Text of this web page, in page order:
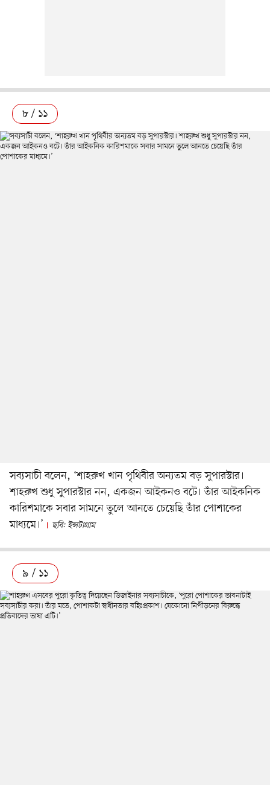
৮ / ১১
সব্যসাচী বলেন, ‘শাহরুখ খান পৃথিবীর অন্যতম বড় সুপারস্টার।
শাহরুখ শুধু সুপারস্টার নন, একজন আইকনও বটে। তাঁর আইকনিক
কারিশমাকে সবার সামনে তুলে আনতে চেয়েছি তাঁর পোশাকের
মাধ্যমে।’
ছবি: ইন্সটাগ্রাম
৯ / ১১